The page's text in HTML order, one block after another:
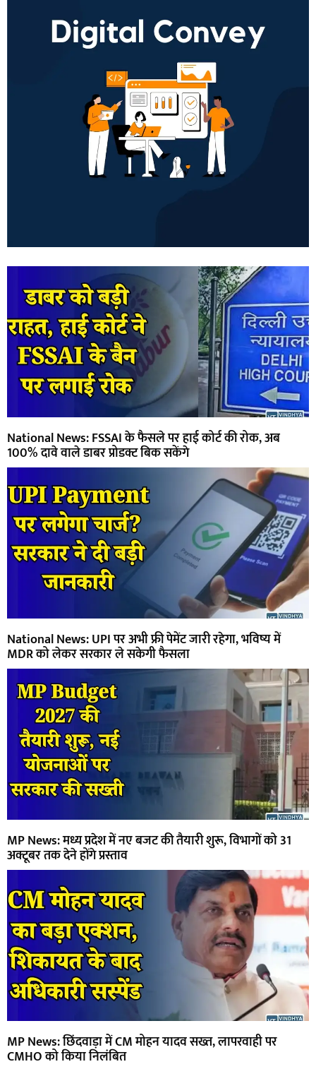
National News: FSSAI के फैसले पर हाई कोर्ट की रोक, अब
100% दावे वाले डाबर प्रोडक्ट बिक सकेंगे
National News: UPI पर अभी फ्री पेमेंट जारी रहेगा, भविष्य में
MDR को लेकर सरकार ले सकेगी फैसला
MP News: मध्य प्रदेश में नए बजट की तैयारी शुरू, विभागों को 31
अक्टूबर तक देने होंगे प्रस्ताव
MP News: छिंदवाड़ा में CM मोहन यादव सख्त, लापरवाही पर
CMHO को किया निलंबित